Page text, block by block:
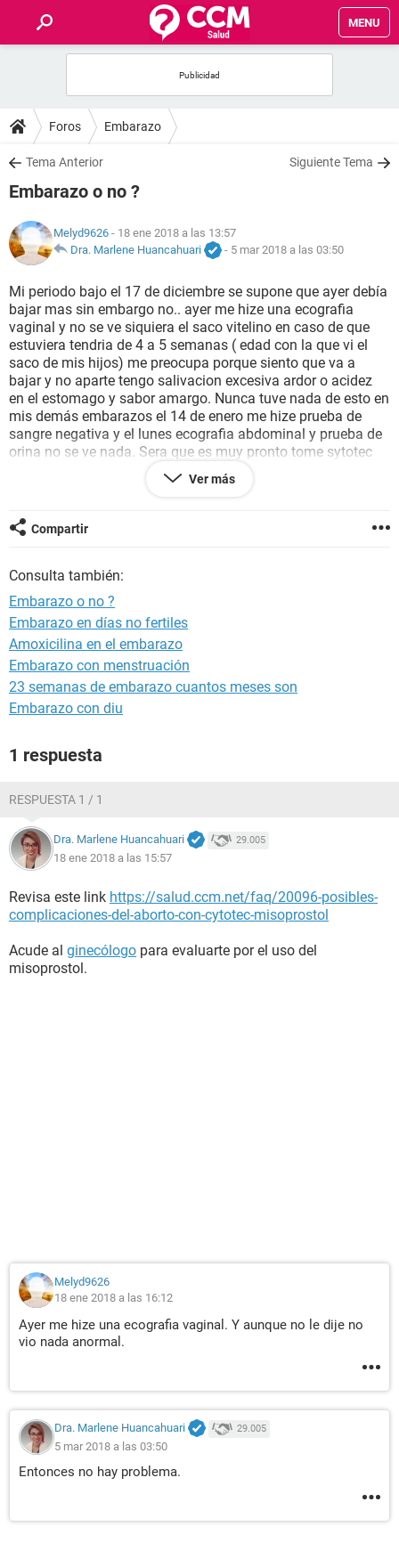
MENU
FOROS
SALUD
NUTRICIÓN
BIENESTAR
SEXUALIDAD
GLOSARIO
Foros Embarazo
Tema Anterior Siguiente Tema
Embarazo o no ?
Melyd9626 - 18 ene 2018 a las 13:57
Dra. Marlene Huancahuari
- 5 mar 2018 a las 03:50
Mi periodo bajo el 17 de diciembre se supone que ayer debía
bajar mas sin embargo no.. ayer me hize una ecografia
vaginal y no se ve siquiera el saco vitelino en caso de que
estuviera tendria de 4 a 5 semanas ( edad con la que vi el
saco de mis hijos) me preocupa porque siento que va a
bajar y no aparte tengo salivacion excesiva ardor o acidez
en el estomago y sabor amargo. Nunca tuve nada de esto en
mis demás embarazos el 14 de enero me hize prueba de
sangre negativa y el lunes ecografia abdominal y prueba de
orina no se ve nada. Sera que es muy pronto tome sytotec
para qud me bajara comi ya habia descartado enmbarazo y
no bajo tome 4 que puedo tomar para que me baje dd una
Ver más
Compartir
Consulta también:
Embarazo o no ?
Embarazo en días no fertiles
Amoxicilina en el embarazo
Embarazo con menstruación
23 semanas de embarazo cuantos meses son
Embarazo con diu
1 respuesta
RESPUESTA 1 / 1
Dra. Marlene Huancahuari 29.005
18 ene 2018 a las 15:57
Revisa este link https://salud.ccm.net/faq/20096-posibles-
complicaciones-del-aborto-con-cytotec-misoprostol
Acude al ginecólogo para evaluarte por el uso del
misoprostol.
Melyd9626
18 ene 2018 a las 16:12
Ayer me hize una ecografia vaginal. Y aunque no le dije no
vio nada anormal.
Dra. Marlene Huancahuari 29.005
5 mar 2018 a las 03:50
Entonces no hay problema.